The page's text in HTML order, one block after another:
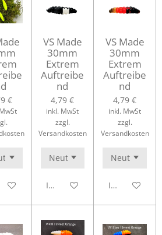
€
Warenkorb
VS Made
30mm
Extrem
Auftreibe
nd
4,79 €
inkl. MwSt
zzgl.
Versandkosten
In den Warenkorb
VS Made
30mm
Extrem
Auftreibe
nd
4,79 €
inkl. MwSt
zzgl.
Versandkosten
In den